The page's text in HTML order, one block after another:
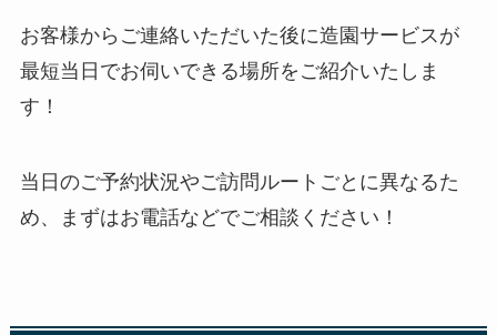
お客様からご連絡いただいた後に造園サービスが
最短当日でお伺いできる場所をご紹介いたしま
す！
当日のご予約状況やご訪問ルートごとに異なるた
め、まずはお電話などでご相談ください！